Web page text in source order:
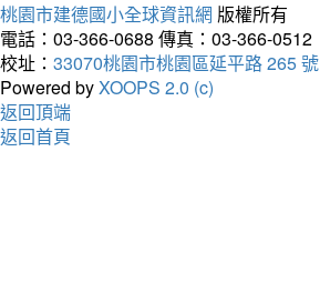
桃園市建德國小全球資訊網 版權所有
電話：03-366-0688 傳真：03-366-0512
校址： 33070桃園市桃園區延平路 265 號
Powered byXOOPS 2.0 (c)
返回頂端
返回首頁